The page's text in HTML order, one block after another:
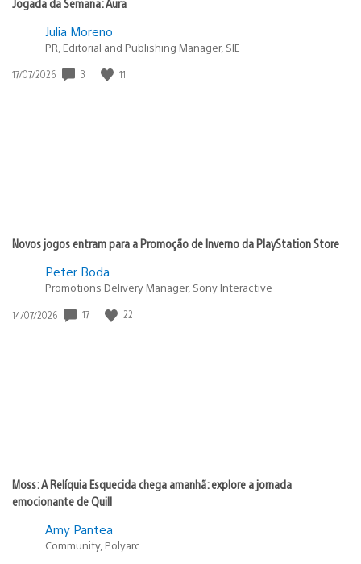
Julia Moreno
PR, Editorial and Publishing Manager, SIE
Data
17/07/2026 3 11
Novos jogos entram para a Promoção de Inverno da PlayStation Store
Peter Boda
Promotions Delivery Manager, Sony Interactive
Data
14/07/2026 17 22
Moss: A Relíquia Esquecida chega amanhã: explore a jornada
emocionante de Quill
Amy Pantea
Community, Polyarc